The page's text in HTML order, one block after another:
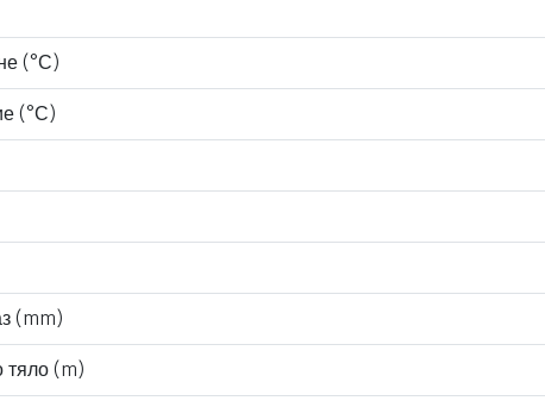
(°С)
(°С)
(mm)
(m)